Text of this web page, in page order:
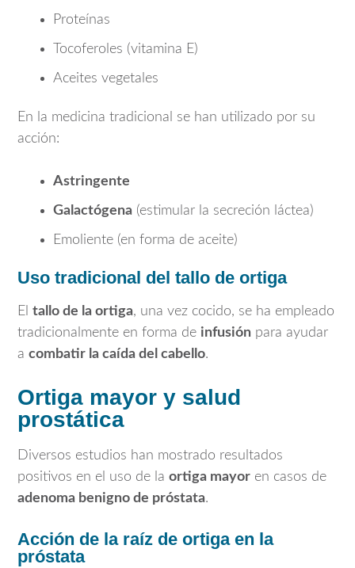
Proteínas
Tocoferoles (vitamina E)
Aceites vegetales
En la medicina tradicional se han utilizado por su
acción:
Astringente
Galactógena (estimular la secreción láctea)
Emoliente (en forma de aceite)
Uso tradicional del tallo de ortiga
El tallo de la ortiga, una vez cocido, se ha empleado
tradicionalmente en forma de infusión para ayudar
a combatir la caída del cabello.
Ortiga mayor y salud
prostática
Diversos estudios han mostrado resultados
positivos en el uso de la ortiga mayor en casos de
adenoma benigno de próstata.
Acción de la raíz de ortiga en la
próstata